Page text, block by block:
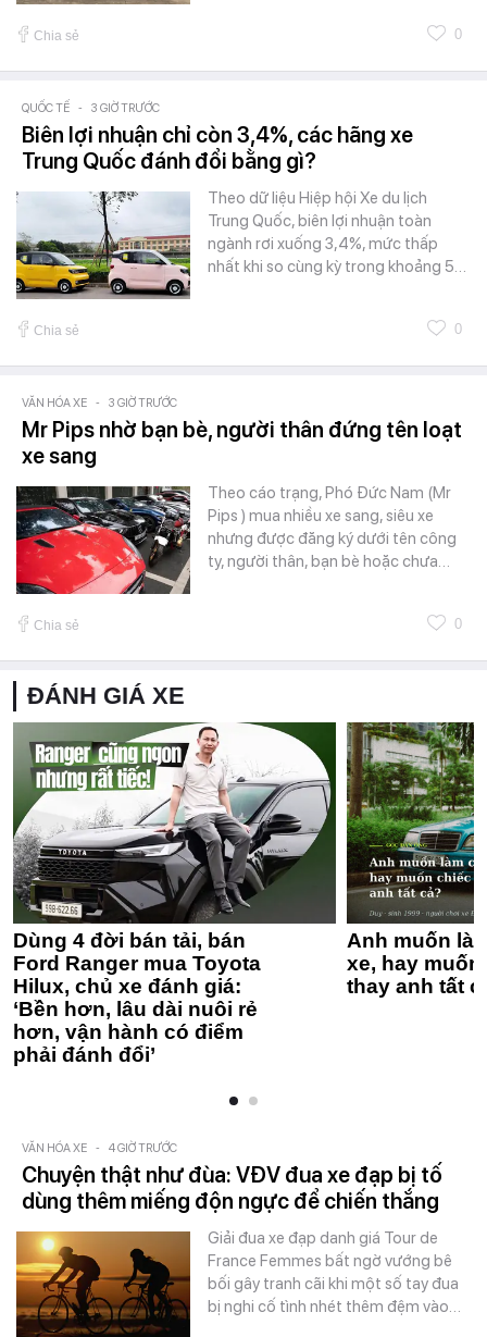
Chia sẻ 0
QUỐC TẾ - 3 GIỜ TRƯỚC
Biên lợi nhuận chỉ còn 3,4%, các hãng xe
Trung Quốc đánh đổi bằng gì?
Theo dữ liệu Hiệp hội Xe du lịch
Trung Quốc, biên lợi nhuận toàn
ngành rơi xuống 3,4%, mức thấp
nhất khi so cùng kỳ trong khoảng 5…
Chia sẻ 0
VĂN HÓA XE - 3 GIỜ TRƯỚC
Mr Pips nhờ bạn bè, người thân đứng tên loạt
xe sang
Theo cáo trạng, Phó Đức Nam (Mr
Pips ) mua nhiều xe sang, siêu xe
nhưng được đăng ký dưới tên công
ty, người thân, bạn bè hoặc chưa…
Chia sẻ 0
ĐÁNH GIÁ XE
Dùng 4 đời bán tải, bán
Ford Ranger mua Toyota
Hilux, chủ xe đánh giá:
‘Bền hơn, lâu dài nuôi rẻ
hơn, vận hành có điểm
phải đánh đổi’
Anh muốn
xe, hay
thay anh tất
VĂN HÓA XE - 4 GIỜ TRƯỚC
Chuyện thật như đùa: VĐV đua xe đạp bị tố
dùng thêm miếng độn ngực để chiến thắng
Giải đua xe đạp danh giá Tour de
France Femmes bất ngờ vướng bê
bối gây tranh cãi khi một số tay đua
bị nghi cố tình nhét thêm đệm vào…